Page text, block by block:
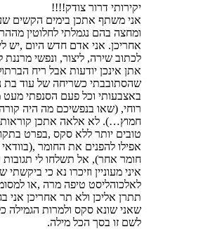
יקירותי דרור צודק!!!!
אני משתף אתכן בימים הקשים
ומחצה בהם נגמלתי לחלוטין
אחריכן. אני אדם חדש היום ,יש
לכתוב שירה, ליצור, ונפשי
אתן אינכן יודעות אבל ריח
שהסתובבתי כשריחה של עוד בת
באצבעותי וכל פעם הסנפתי
רוחי, (שאו בנפשיכם מה היה
חמוץ…). לא אלאה אתכן קוראות
טובים יותר ללא סקס ,בפרט
אפילו להפנים את החומר
חומר אחר), אל תשלחו לי תגובות
איני מעוניין וזיכרו נא כי
לאלכוהליסט טיפה מרה ,או
תתרן אליכן ולא תר אחריכן אני
שאני שונא סקס ולמרות הגמילה
לשם זו בסך הכל מילה.